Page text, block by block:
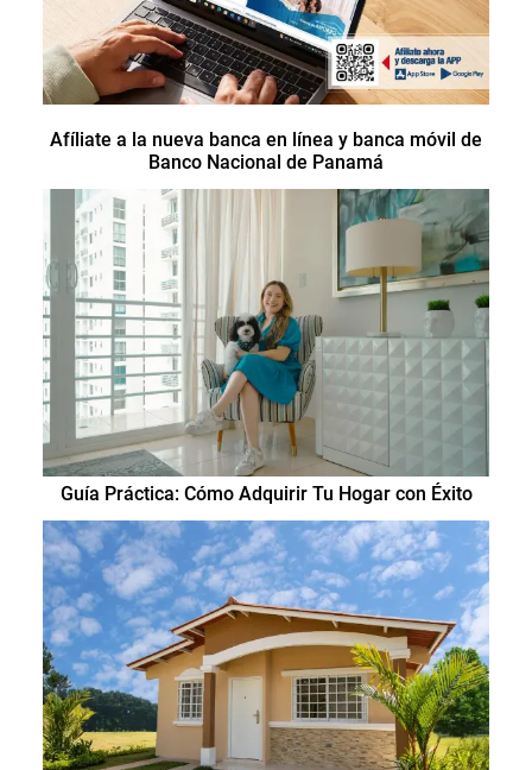
Afíliate a la nueva banca en línea y banca móvil de
Banco Nacional de Panamá
Guía Práctica: Cómo Adquirir Tu Hogar con Éxito